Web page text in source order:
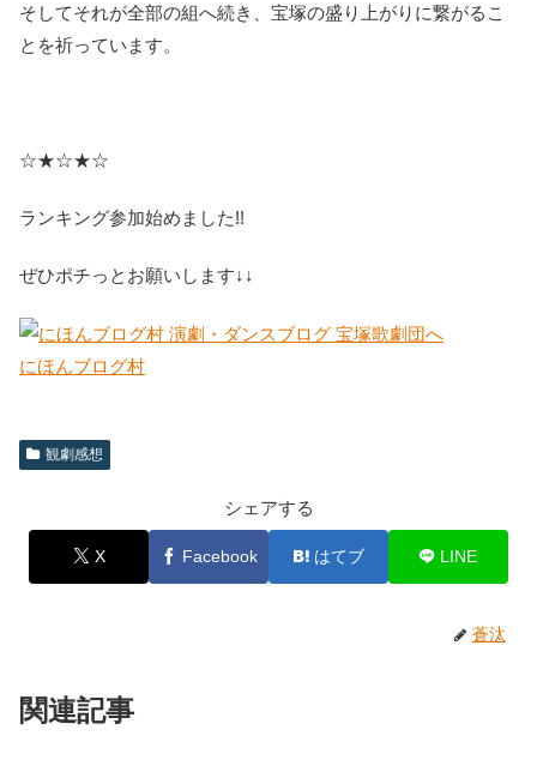
そしてそれが全部の組へ続き、宝塚の盛り上がりに繋がるこ
とを祈っています。
☆★☆★☆
ランキング参加始めました!!
ぜひポチっとお願いします↓↓
にほんブログ村
観劇感想
シェアする
X Facebook はてブ LINE
蒼汰
関連記事